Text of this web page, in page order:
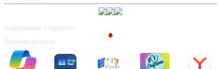
Информация о торренте:
Похожие раздачи: